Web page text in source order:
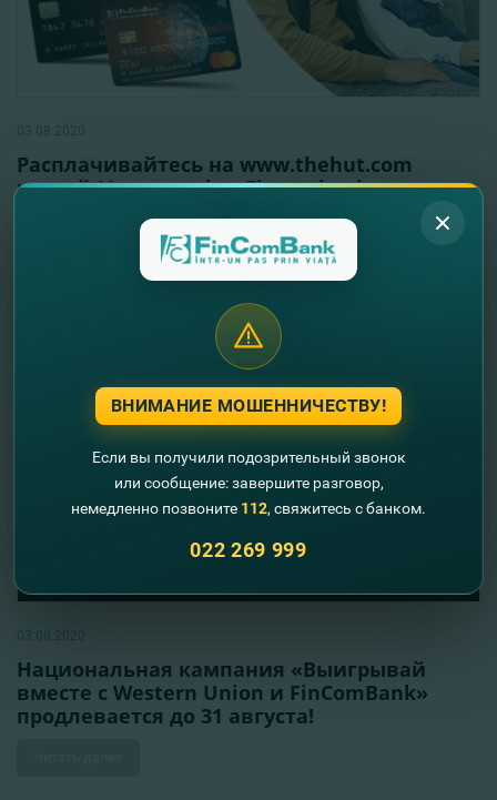
03.08.2020
Расплачивайтесь на www.thehut.com
картой Mastercard от Fincombank и
03.08.2020
Национальная кампания «Выигрывай
вместе с Western Union и FinComBank»
продлевается до 31 августа!
ВНИМАНИЕ МОШЕННИЧЕСТВУ!
Если вы получили подозрительный звонок
или сообщение: завершите разговор,
немедленно позвоните 112, свяжитесь с банком.
022 269 999